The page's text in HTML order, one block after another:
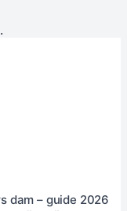
dam – guide 2026